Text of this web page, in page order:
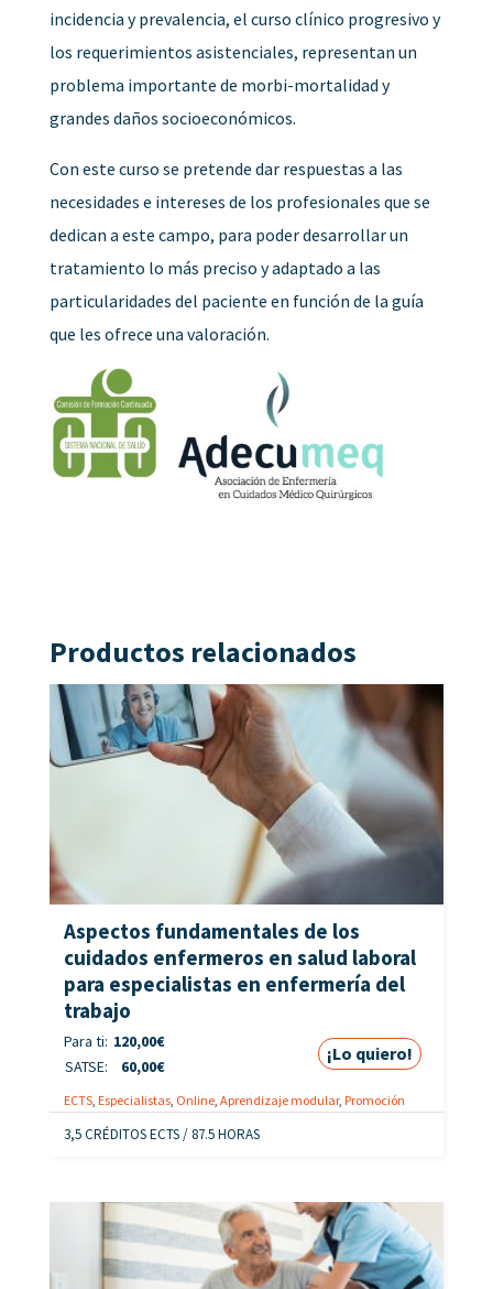
incidencia y prevalencia, el curso clínico progresivo y
los requerimientos asistenciales, representan un
problema importante de morbi-mortalidad y
grandes daños socioeconómicos.
Con este curso se pretende dar respuestas a las
necesidades e intereses de los profesionales que se
dedican a este campo, para poder desarrollar un
tratamiento lo más preciso y adaptado a las
particularidades del paciente en función de la guía
que les ofrece una valoración.
Productos relacionados
Aspectos fundamentales de los
cuidados enfermeros en salud laboral
para especialistas en enfermería del
trabajo
Para ti: 120,00€
SATSE:
60,00€
¡Lo quiero!
ECTS, Especialistas, Online, Aprendizaje modular, Promoción
3,5 CRÉDITOS ECTS / 87.5 HORAS